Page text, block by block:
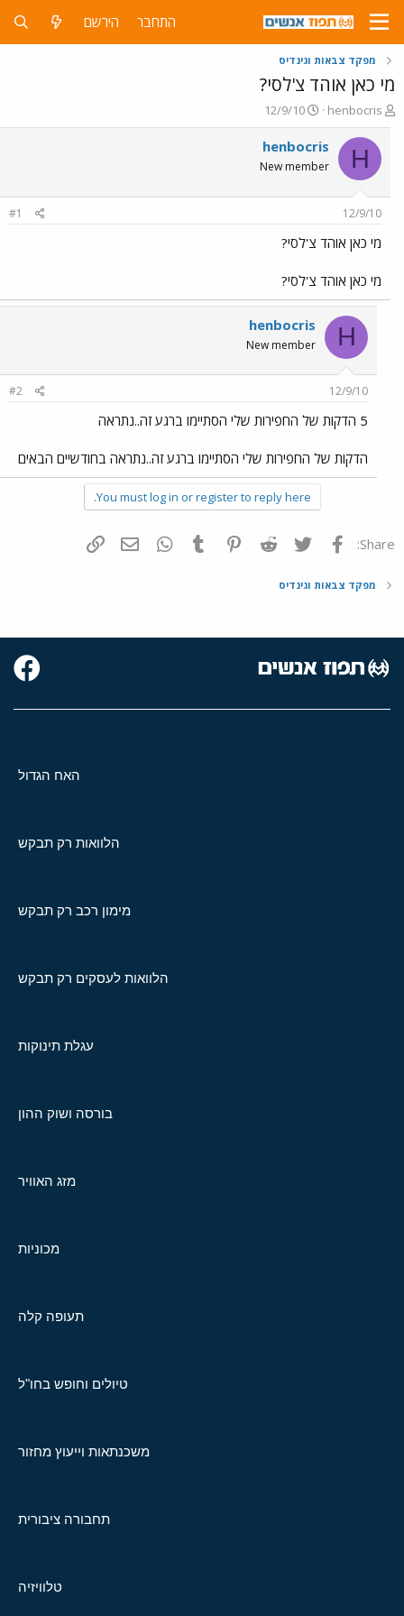
התחבר הירשם
מפקד צבאות וגינדיס
מי כאן אוהד צ'לסי?
פ
ו
ת
ח
ה
ו
ש
א
henbocris
פ
ו
ר
ם
ר
12/9/10
H
henbocris
New member
12/9/10
#1
מי כאן אוהד צ'לסי?
מי כאן אוהד צ'לסי?
H
henbocris
New member
12/9/10
#2
5 הדקות של החפירות שלי הסתיימו ברגע זה..נתראה
הדקות של החפירות שלי הסתיימו ברגע זה..נתראה בחודשיים הבאים
You must log in or register to reply here.
Share: פייסבוק Twitter
Reddit
Pinterest
Tumblr
WhatsAppדואר אלקטרוני
מפקד צבאות וגינדיס
האח הגדול
הלוואות רק תבקש
מימון רכב רק תבקש
הלוואות לעסקים רק תבקש
עגלת תינוקות
בורסה ושוק ההון
מזג האוויר
מכוניות
תעופה קלה
טיולים וחופש בחו"ל
משכנתאות וייעוץ מחזור
תחבורה ציבורית
טלוויזיה